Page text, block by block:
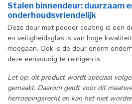
Stalen binnendeur: duurzaam
onderhoudsvriendelijk
Deze deur met poeder coating is een
en veiligheidsglas is van hoge
meegaan. Ook is de deur enorm
deze eenvoudig te reinigen is.
Let op: dit product wordt speciaal
gemaakt. Daarom geldt voor dit
herroepingsrecht en kan het niet